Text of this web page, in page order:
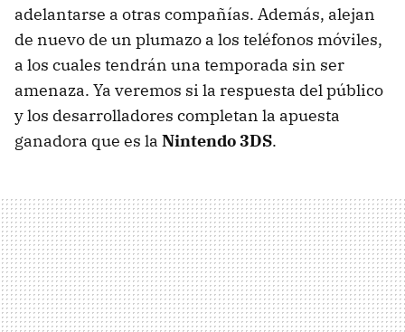
adelantarse a otras compañías. Además, alejan
de nuevo de un plumazo a los teléfonos móviles,
a los cuales tendrán una temporada sin ser
amenaza. Ya veremos si la respuesta del público
y los desarrolladores completan la apuesta
ganadora que es la Nintendo 3DS.